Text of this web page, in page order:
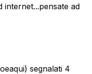
internet...pensate ad
segnalati 4